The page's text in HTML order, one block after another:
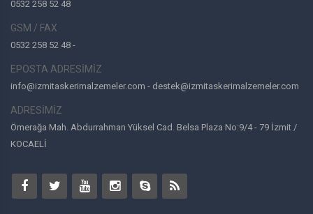
0532 258 52 48
GSM / FAX
0532 258 52 48 -
EPOSTA ADRESİMİZ
info@izmitaskerimalzemeler.com - destek@izmitaskerimalzemeler.com
ADRESİMİZ
Ömerağa Mah. Abdurrahman Yüksel Cad. Belsa Plaza No:9/4 - 79 İzmit /
KOCAELİ